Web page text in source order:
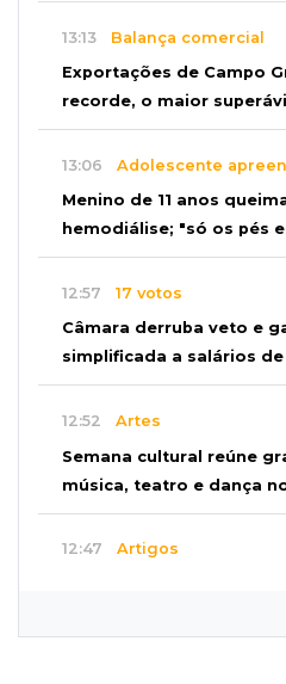
13:13 Balança comercial
Exportações de Campo
recorde, o maior
13:06 Adolescente
Menino de 11 anos
hemodiálise; "só os pés
12:57 17 votos
Câmara derruba veto e
simplificada a salários
12:52 Artes
Semana cultural reúne
música, teatro e dança
12:47 Artigos